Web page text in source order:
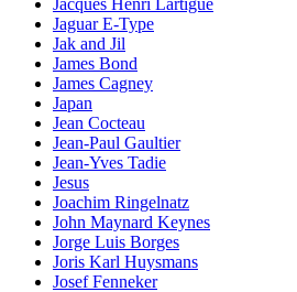
Jacques Henri Lartigue
Jaguar E-Type
Jak and Jil
James Bond
James Cagney
Japan
Jean Cocteau
Jean-Paul Gaultier
Jean-Yves Tadie
Jesus
Joachim Ringelnatz
John Maynard Keynes
Jorge Luis Borges
Joris Karl Huysmans
Josef Fenneker